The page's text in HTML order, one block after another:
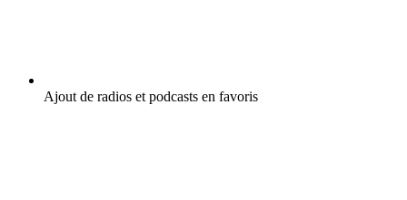
Ajout de radios et podcasts en favoris